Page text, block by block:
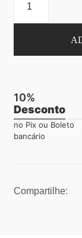
10%
Desconto
no Pix ou Boleto
bancário
Compartilhe: